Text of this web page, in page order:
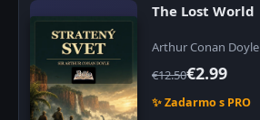
The Lost World
Arthur Conan Doyle
€12.50€2.99
✨ Zadarmo s PRO